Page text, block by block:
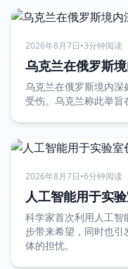
2026年8月7日•3分钟阅读
乌克兰在俄罗斯
乌克兰在俄罗斯境内深
受伤。乌克兰称此举旨
2026年8月7日•6分钟阅读
人工智能用于实
科学家首次利用人工
步带来希望，同时也
体的担忧。